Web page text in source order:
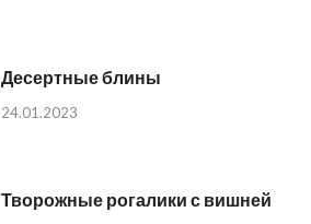
Десертные блины
24.01.2023
Творожные рогалики с вишней